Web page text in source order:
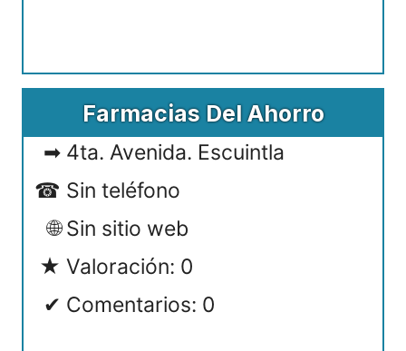
Farmacias Del Ahorro
4ta. Avenida. Escuintla
Sin teléfono
Sin sitio web
Valoración: 0
Comentarios: 0